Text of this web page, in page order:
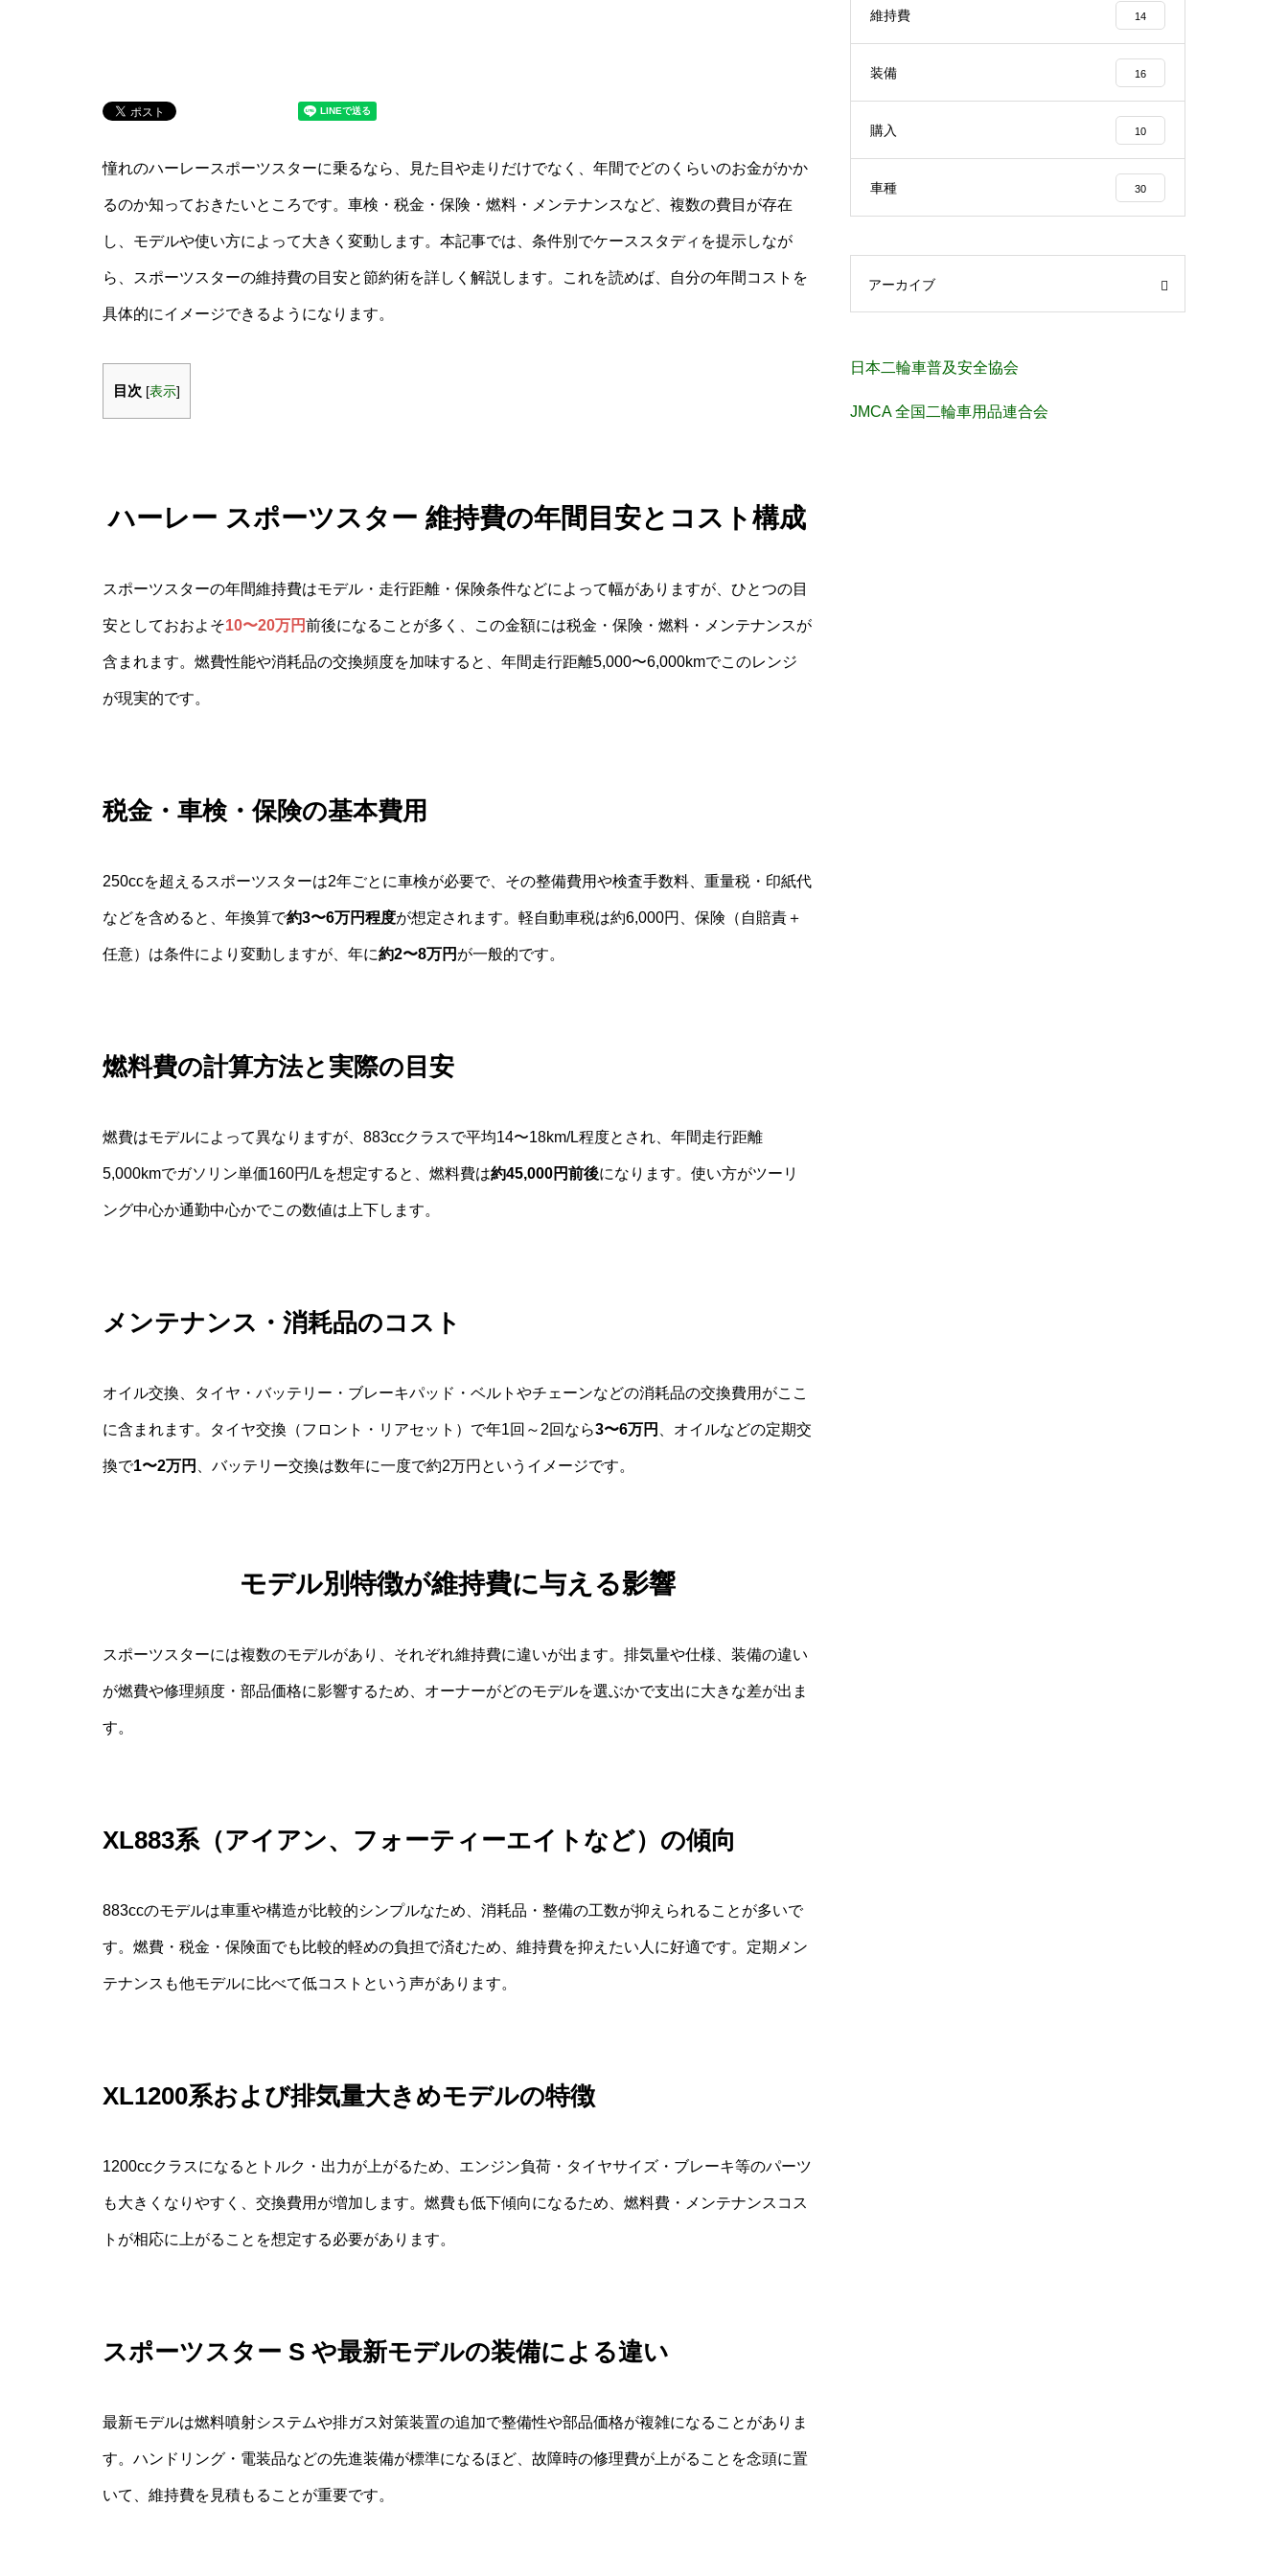
憧れのハーレースポーツスターに乗るなら、見た目や走りだけでなく、年間でどのくらいのお金がかか
るのか知っておきたいところです。車検・税金・保険・燃料・メンテナンスなど、複数の費目が存在
し、モデルや使い方によって大きく変動します。本記事では、条件別でケーススタディを提示しなが
ら、スポーツスターの維持費の目安と節約術を詳しく解説します。これを読めば、自分の年間コストを
具体的にイメージできるようになります。
目次 [表示]
ハーレー スポーツスター 維持費の年間目安とコスト構成
スポーツスターの年間維持費はモデル・走行距離・保険条件などによって幅がありますが、ひとつの目
安としておおよそ10〜20万円前後になることが多く、この金額には税金・保険・燃料・メンテナンスが
含まれます。燃費性能や消耗品の交換頻度を加味すると、年間走行距離5,000〜6,000kmでこのレンジ
が現実的です。
税金・車検・保険の基本費用
250ccを超えるスポーツスターは2年ごとに車検が必要で、その整備費用や検査手数料、重量税・印紙代
などを含めると、年換算で約3〜6万円程度が想定されます。軽自動車税は約6,000円、保険（自賠責＋
任意）は条件により変動しますが、年に約2〜8万円 が一般的です。
燃料費の計算方法と実際の目安
燃費はモデルによって異なりますが、883ccクラスで平均14〜18km/L程度とされ、年間走行距離
5,000kmでガソリン単価160円/Lを想定すると、燃料費は約45,000円前後になります。使い方がツーリ
ング中心か通勤中心かでこの数値は上下します。
メンテナンス・消耗品のコスト
オイル交換、タイヤ・バッテリー・ブレーキパッド・ベルトやチェーンなどの消耗品の交換費用がここ
に含まれます。タイヤ交換（フロント・リアセット）で年1回～2回なら3〜6万円 、オイルなどの定期交
換で1〜2万円 、バッテリー交換は数年に一度で約2万円というイメージです。
モデル別特徴が維持費に与える影響
スポーツスターには複数のモデルがあり、それぞれ維持費に違いが出ます。排気量や仕様、装備の違い
が燃費や修理頻度・部品価格に影響するため、オーナーがどのモデルを選ぶかで支出に大きな差が出ま
す。
XL883系（アイアン、フォーティーエイトなど）の傾向
883ccのモデルは車重や構造が比較的シンプルなため、消耗品・整備の工数が抑えられることが多いで
す。燃費・税金・保険面でも比較的軽めの負担で済むため、維持費を抑えたい人に好適です。定期メン
テナンスも他モデルに比べて低コストという声があります。
XL1200系および排気量大きめモデルの特徴
1200ccクラスになるとトルク・出力が上がるため、エンジン負荷・タイヤサイズ・ブレーキ等のパーツ
も大きくなりやすく、交換費用が増加します。燃費も低下傾向になるため、燃料費・メンテナンスコス
トが相応に上がることを想定する必要があります。
スポーツスター S や最新モデルの装備による違い
最新モデルは燃料噴射システムや排ガス対策装置の追加で整備性や部品価格が複雑になることがありま
す。ハンドリング・電装品などの先進装備が標準になるほど、故障時の修理費が上がることを念頭に置
いて、維持費を見積もることが重要です。
維持費 14
装備 16
購入 10
車種 30
アーカイブ
日本二輪車普及安全協会
JMCA 全国二輪車用品連合会